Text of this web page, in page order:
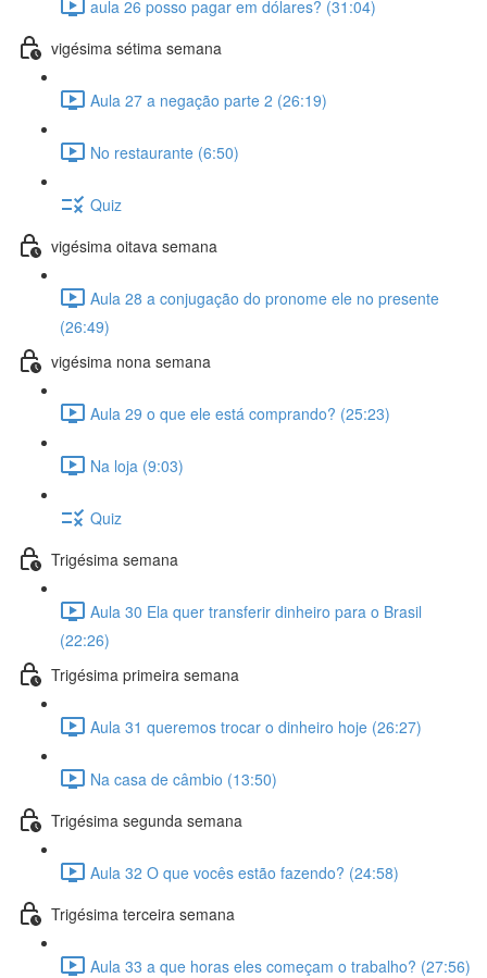
aula 26 posso pagar em dólares? (31:04)
vigésima sétima semana
Aula 27 a negação parte 2 (26:19)
No restaurante (6:50)
Quiz
vigésima oitava semana
Aula 28 a conjugação do pronome ele no presente
(26:49)
vigésima nona semana
Aula 29 o que ele está comprando? (25:23)
Na loja (9:03)
Quiz
Trigésima semana
Aula 30 Ela quer transferir dinheiro para o Brasil
(22:26)
Trigésima primeira semana
Aula 31 queremos trocar o dinheiro hoje (26:27)
Na casa de câmbio (13:50)
Trigésima segunda semana
Aula 32 O que vocês estão fazendo? (24:58)
Trigésima terceira semana
Aula 33 a que horas eles começam o trabalho? (27:56)